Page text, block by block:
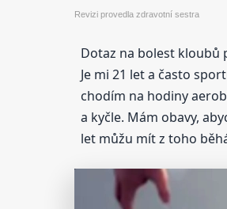
Revizi provedla zdravotní sestra
Dotaz na bolest kloubů
Je mi 21 let a často
chodím na hodiny
a kyčle. Mám obavy,
let můžu mít z toho